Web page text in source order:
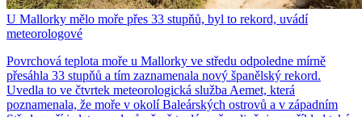
U Mallorky mělo moře přes 33 stupňů, byl to rekord, uvádí
meteorologové
Povrchová teplota moře u Mallorky ve středu odpoledne mírně
přesáhla 33 stupňů a tím zaznamenala nový španělský rekord.
Uvedla to ve čtvrtek meteorologická služba Aemet, která
poznamenala, že moře v okolí Baleárských ostrovů a v západním